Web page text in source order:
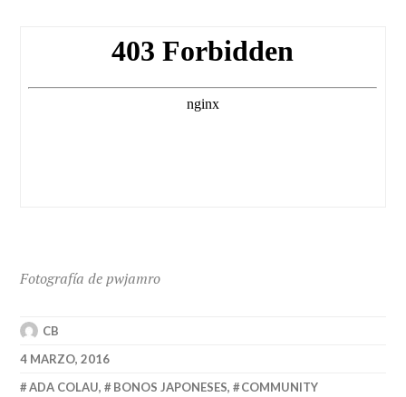
Fotografía de pwjamro
CB
4 MARZO, 2016
ADA COLAU, BONOS JAPONESES,
COMMUNITY